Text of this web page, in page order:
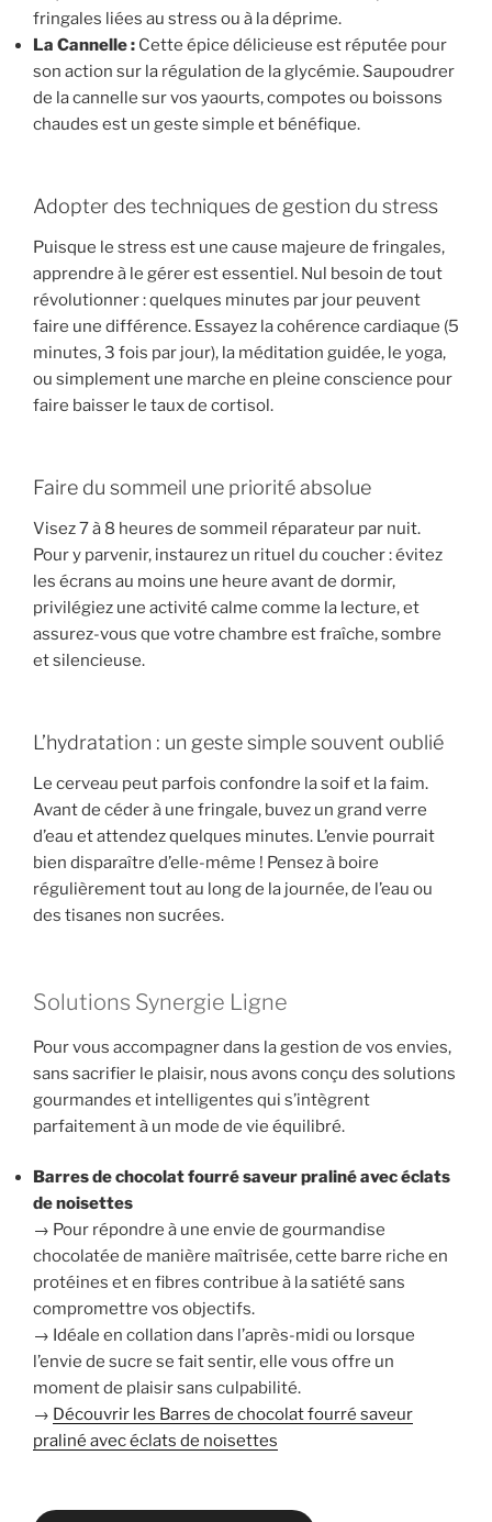
fringales liées au stress ou à la déprime.
La Cannelle : Cette épice délicieuse est réputée pour
son action sur la régulation de la glycémie. Saupoudrer
de la cannelle sur vos yaourts, compotes ou boissons
chaudes est un geste simple et bénéfique.
Adopter des techniques de gestion du stress
Puisque le stress est une cause majeure de fringales,
apprendre à le gérer est essentiel. Nul besoin de tout
révolutionner : quelques minutes par jour peuvent
faire une différence. Essayez la cohérence cardiaque (5
minutes, 3 fois par jour), la méditation guidée, le yoga,
ou simplement une marche en pleine conscience pour
faire baisser le taux de cortisol.
Faire du sommeil une priorité absolue
Visez 7 à 8 heures de sommeil réparateur par nuit.
Pour y parvenir, instaurez un rituel du coucher : évitez
les écrans au moins une heure avant de dormir,
privilégiez une activité calme comme la lecture, et
assurez-vous que votre chambre est fraîche, sombre
et silencieuse.
L’hydratation : un geste simple souvent oublié
Le cerveau peut parfois confondre la soif et la faim.
Avant de céder à une fringale, buvez un grand verre
d’eau et attendez quelques minutes. L’envie pourrait
bien disparaître d’elle-même ! Pensez à boire
régulièrement tout au long de la journée, de l’eau ou
des tisanes non sucrées.
Solutions Synergie Ligne
Pour vous accompagner dans la gestion de vos envies,
sans sacrifier le plaisir, nous avons conçu des solutions
gourmandes et intelligentes qui s’intègrent
parfaitement à un mode de vie équilibré.
Barres de chocolat fourré saveur praliné avec éclats
de noisettes
→ Pour répondre à une envie de gourmandise
chocolatée de manière maîtrisée, cette barre riche en
protéines et en fibres contribue à la satiété sans
compromettre vos objectifs.
→ Idéale en collation dans l’après-midi ou lorsque
l’envie de sucre se fait sentir, elle vous offre un
moment de plaisir sans culpabilité.
→ Découvrir les Barres de chocolat fourré saveur
praliné avec éclats de noisettes